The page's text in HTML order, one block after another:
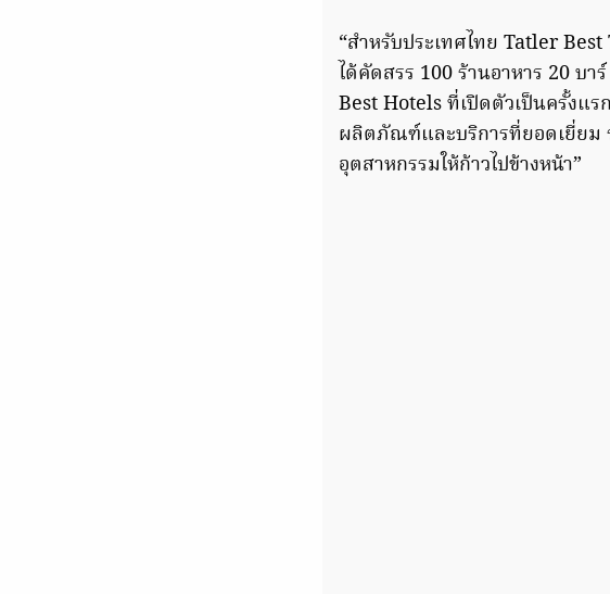
“สำหรับประเทศไทย Tatler
ได้คัดสรร 100 ร้านอาหาร 20 บ
Best Hotels ที่เปิดตัวเป็นครั้งแ
ผลิตภัณฑ์และบริการที่ยอดเยี่ยม
อุตสาหกรรมให้ก้าวไปข้างหน้า”